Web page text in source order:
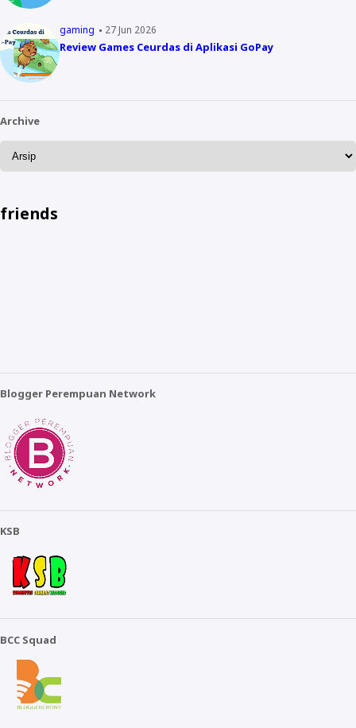
gaming 27 Jun 2026
Review Games Ceurdas di Aplikasi GoPay
Archive
friends
Blogger Perempuan Network
KSB
BCC Squad